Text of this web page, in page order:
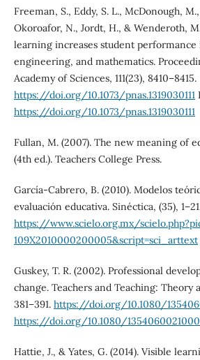
Freeman, S., Eddy, S. L., McDonough,
Okoroafor, N., Jordt, H., & Wenderoth,
learning increases student performance
engineering, and mathematics.
Academy of Sciences, 111(23), 8410–8415.
https://doi.org/10.1073/pnas.1319030111
https://doi.org/10.1073/pnas.1319030111
Fullan, M. (2007). The new meaning of
(4th ed.). Teachers College Press.
García-Cabrero, B. (2010). Modelos
evaluación educativa. Sinéctica, (35),
https://www.scielo.org.mx/
109X2010000200005&script=sci_arttext
Guskey, T. R. (2002). Professional
change. Teachers and Teaching: Theory
381–391. https://doi.org/10.1080/
https://doi.org/10.1080/
Hattie, J., & Yates, G. (2014). Visible